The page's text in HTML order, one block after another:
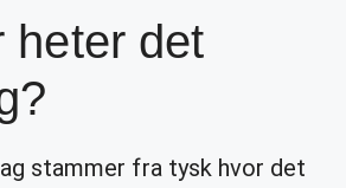
heter det
stammer fra tysk hvor det